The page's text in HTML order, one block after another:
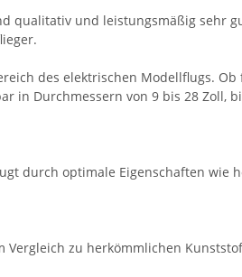
qualitativ und leistungsmäßig sehr
des elektrischen Modellflugs.
in Durchmessern von 9 bis 28 Zoll,
durch optimale Eigenschaften wie
zu herkömmlichen